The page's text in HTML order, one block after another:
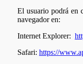
El usuario podrá en
navegador en:
Internet Explorer:
Safari: https://